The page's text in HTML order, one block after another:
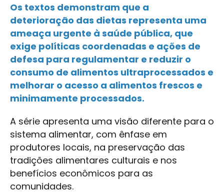
Os textos demonstram que a
deterioração das dietas representa uma
ameaça urgente à saúde pública, que
exige políticas coordenadas e ações de
defesa para regulamentar e reduzir o
consumo de alimentos ultraprocessados e
melhorar o acesso a alimentos frescos e
minimamente processados.
A série apresenta uma visão diferente para o
sistema alimentar, com ênfase em
produtores locais, na preservação das
tradições alimentares culturais e nos
benefícios econômicos para as
comunidades.